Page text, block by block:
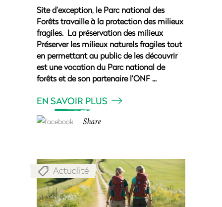
Site d’exception, le Parc national des
Forêts travaille à la protection des milieux
fragiles. La préservation des milieux
Préserver les milieux naturels fragiles tout
en permettant au public de les découvrir
est une vocation du Parc national de
forêts et de son partenaire l’ONF
EN SAVOIR PLUS
Share
Actualité